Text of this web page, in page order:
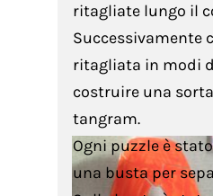
ritagliate lungo il
Successivamente
ritagliata in modi
costruire una
tangram.
Ogni puzzle è
una busta per